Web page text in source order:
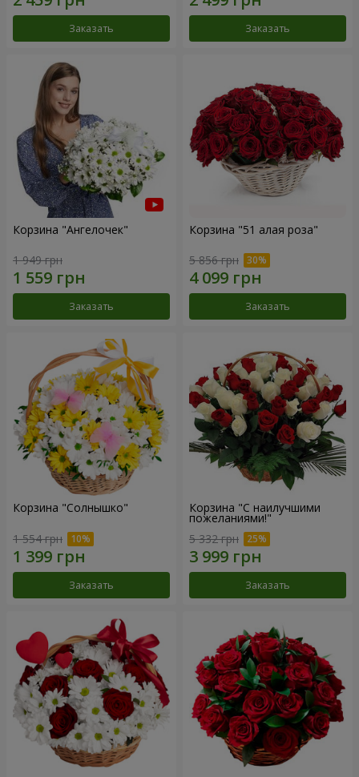
Заказать Заказать
Корзина "Ангелочек"
1 949 грн
Заказать
Корзина "51 алая роза"
5 856 грн
Заказать
Корзина "Солнышко"
1 554 грн
Заказать
Корзина "С наилучшими
пожеланиями!"
5 332 грн
Заказать